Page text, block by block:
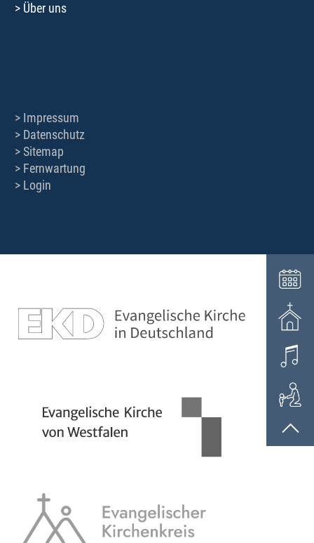
Über uns
Impressum
Datenschutz
Sitemap
Fernwartung
Login